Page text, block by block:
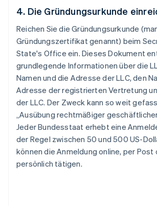
4. Die Gründungsurkunde
Reichen Sie die Gründungsurkunde
Gründungszertifikat genannt) beim
State's Office ein. Dieses Dokument
grundlegende Informationen über die
Namen und die Adresse der LLC, den
Adresse der registrierten Vertretung
der LLC. Der Zweck kann so weit
„Ausübung rechtmäßiger
Jeder Bundesstaat erhebt eine
der Regel zwischen 50 und 500 US-
können die Anmeldung online, per Post
persönlich tätigen.